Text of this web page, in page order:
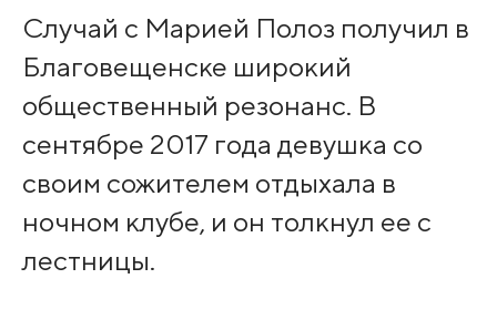
Случай с Марией Полоз получил в
Благовещенске широкий
общественный резонанс. В
сентябре 2017 года девушка со
своим сожителем отдыхала в
ночном клубе, и он толкнул ее с
лестницы.